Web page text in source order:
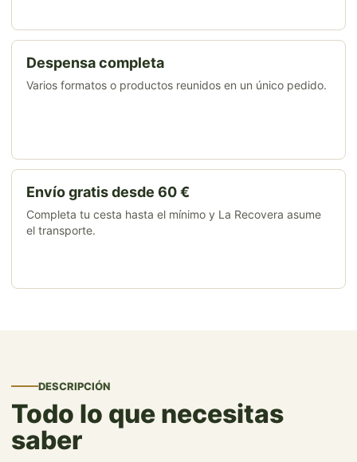
Despensa completa
Varios formatos o productos reunidos en un único pedido.
Envío gratis desde 60 €
Completa tu cesta hasta el mínimo y La Recovera asume
el transporte.
DESCRIPCIÓN
Todo lo que necesitas
saber